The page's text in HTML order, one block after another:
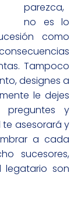
parezca,
no es lo
como
Tampoco
designes a
le dejes
preguntes y
asesorará y
a cada
sucesores,
son